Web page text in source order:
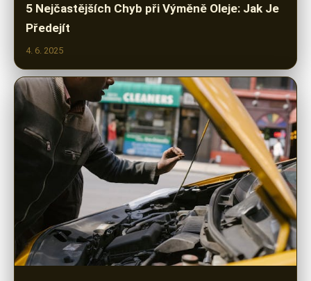
5 Nejčastějších Chyb při Výměně Oleje: Jak Je
Předejít
4. 6. 2025